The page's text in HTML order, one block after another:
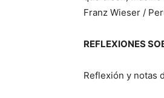
Franz Wieser /
REFLEXIONES
Reflexión y notas